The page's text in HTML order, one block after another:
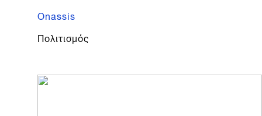
Onassis
Πολιτισμός